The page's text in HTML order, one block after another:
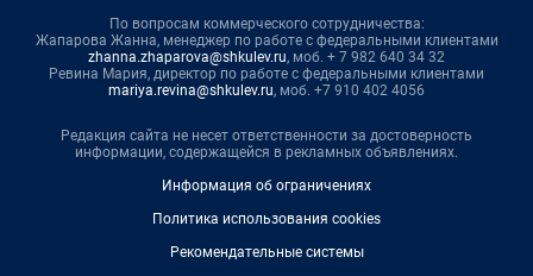
По вопросам коммерческого сотрудничества:
Жапарова Жанна, менеджер по работе с федеральными клиентами
zhanna.zhaparova@shkulev.ru, моб. + 7 982 640 34 32
Ревина Мария, директор по работе с федеральными клиентами
mariya.revina@shkulev.ru, моб. +7 910 402 4056
Редакция сайта не несет ответственности за достоверность
информации, содержащейся в рекламных объявлениях.
Информация об ограничениях
Политика использования cookies
Рекомендательные системы